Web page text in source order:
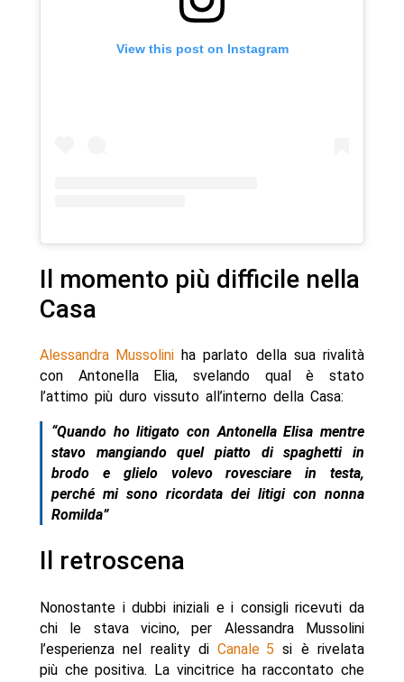
View this post on Instagram
Il momento più difficile nella
Casa
Alessandra Mussoliniha parlato della sua rivalità
con Antonella Elia, svelando qual è stato
l’attimo più duro vissuto all’interno della Casa:
“Quando ho litigato con Antonella Elisa mentre
stavo mangiando quel piatto di spaghetti in
brodo e glielo volevo rovesciare in testa,
perché mi sono ricordata dei litigi con nonna
Romilda”
Il retroscena
Nonostante i dubbi iniziali e i consigli ricevuti da
chi le stava vicino, per Alessandra Mussolini
l’esperienza nel reality diCanale 5 si è rivelata
più che positiva. La vincitrice ha raccontato che